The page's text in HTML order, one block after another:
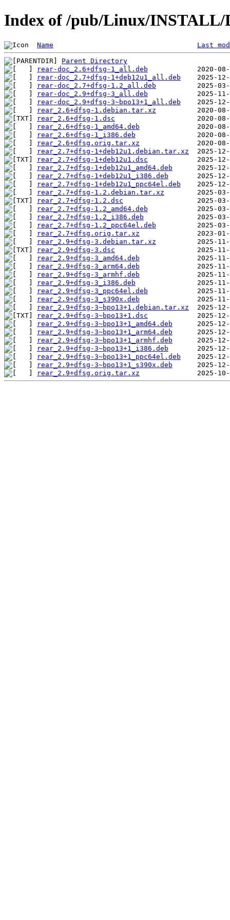
Index of /pub/Linux/INSTALL/
Name Last
Parent Directory
rear-doc_2.6+dfsg-1_all.deb
rear-doc_2.7+dfsg-1+deb12u1_all.deb
rear-doc_2.7+dfsg-1.2_all.deb
rear-doc_2.9+dfsg-3_all.deb
rear-doc_2.9+dfsg-3~bpo13+1_all.deb
rear_2.6+dfsg-1.debian.tar.xz
rear_2.6+dfsg-1.dsc
rear_2.6+dfsg-1_amd64.deb
rear_2.6+dfsg-1_i386.deb
rear_2.6+dfsg.orig.tar.xz
rear_2.7+dfsg-1+deb12u1.debian.tar.xz
rear_2.7+dfsg-1+deb12u1.dsc
rear_2.7+dfsg-1+deb12u1_amd64.deb
rear_2.7+dfsg-1+deb12u1_i386.deb
rear_2.7+dfsg-1+deb12u1_ppc64el.deb
rear_2.7+dfsg-1.2.debian.tar.xz
rear_2.7+dfsg-1.2.dsc
rear_2.7+dfsg-1.2_amd64.deb
rear_2.7+dfsg-1.2_i386.deb
rear_2.7+dfsg-1.2_ppc64el.deb
rear_2.7+dfsg.orig.tar.xz
rear_2.9+dfsg-3.debian.tar.xz
rear_2.9+dfsg-3.dsc
rear_2.9+dfsg-3_amd64.deb
rear_2.9+dfsg-3_arm64.deb
rear_2.9+dfsg-3_armhf.deb
rear_2.9+dfsg-3_i386.deb
rear_2.9+dfsg-3_ppc64el.deb
rear_2.9+dfsg-3_s390x.deb
rear_2.9+dfsg-3~bpo13+1.debian.tar.xz
rear_2.9+dfsg-3~bpo13+1.dsc
rear_2.9+dfsg-3~bpo13+1_amd64.deb
rear_2.9+dfsg-3~bpo13+1_arm64.deb
rear_2.9+dfsg-3~bpo13+1_armhf.deb
rear_2.9+dfsg-3~bpo13+1_i386.deb
rear_2.9+dfsg-3~bpo13+1_ppc64el.deb
rear_2.9+dfsg-3~bpo13+1_s390x.deb
rear_2.9+dfsg.orig.tar.xz